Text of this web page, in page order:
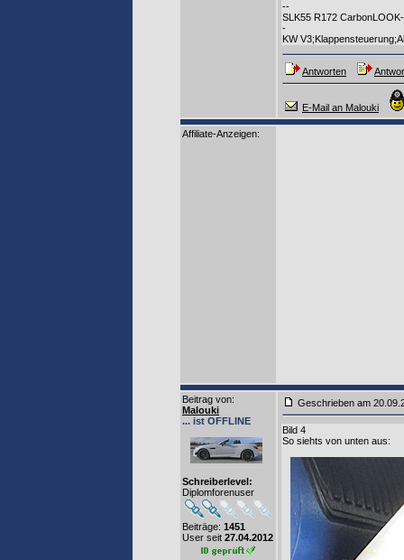
--
SLK55 R172
-
KW
Antworten
E-Mail an Malouki
Affiliate-Anzeigen:
Beitrag von:
Malouki
... ist OFFLINE
Schreiberlevel:
Diplomforenuser
Beiträge: 1451
User seit 27.04.2012
Geschrieben am
Bild 4
So siehts von unten aus: